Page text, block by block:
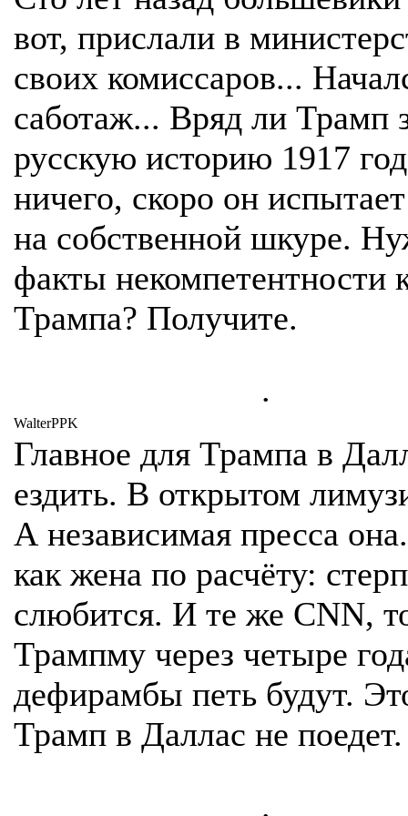
вот, прислали в
своих комиссаров...
саботаж... Вряд ли Трамп
русскую историю 1917
ничего, скоро он
на собственной шкуре.
факты некомпетентности
Трампа? Получите.
.
WalterPPK
Главное для Трампа в
ездить. В открытом
А независимая пресса
как жена по расчёту:
слюбится. И те же CNN,
Трампму через четыре
дефирамбы петь будут.
Трамп в Даллас не поедет.
.